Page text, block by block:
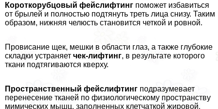
Короткорубцовый фейслифтинг поможет избавиться
от брылей и полностью подтянуть треть лица снизу. Таким
образом, нижняя челюсть становится четкой и ровной.
Провисание щек, мешки в области глаз, а также глубокие
складки устраняет чек-лифтинг, в результате которого
ткани подтягиваются кверху.
Прострaнcтвенный фейслифтинг подразумевает
перенесение тканей по физиологическому прострaнcтву
мимических мышц, заполненных клетчаткой жировой.